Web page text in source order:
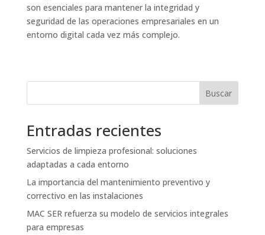
son esenciales para mantener la integridad y
seguridad de las operaciones empresariales en un
entorno digital cada vez más complejo.
Buscar
Entradas recientes
Servicios de limpieza profesional: soluciones
adaptadas a cada entorno
La importancia del mantenimiento preventivo y
correctivo en las instalaciones
MAC SER refuerza su modelo de servicios integrales
para empresas